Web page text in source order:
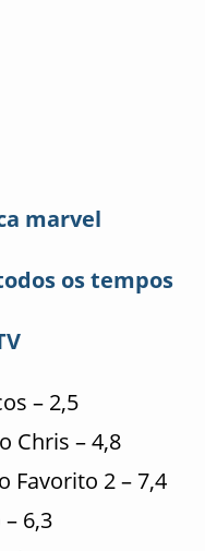
marvel
os tempos
– 2,5
Chris – 4,8
Favorito 2 – 7,4
6,3